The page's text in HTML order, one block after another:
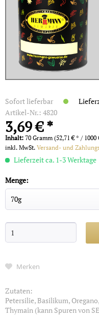
Sofort lieferbar
Artikel-Nr.: 4820
3,69 € *
Inhalt: 70 Gramm (52,71 € * / 1000
inkl. MwSt. Versand- und
Lieferzeit ca. 1-3 Werktage
Menge:
Merken
Zutaten:
Petersilie, Basilikum,
Thymain (kann Spuren von